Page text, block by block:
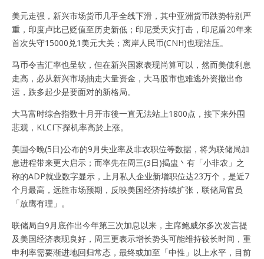
美元走强，新兴市场货币几乎全线下滑，其中亚洲货币跌势特别严
重，印度卢比已贬值至历史新低；印尼受天灾打击，印尼盾20年来
首次失守15000兑1美元大关；离岸人民币(CNH)也现沽压。
马币令吉汇率也呈软，但在新兴国家表现尚算可以，然而美债利息
走高，必从新兴市场抽走大量资金，大马股市也难逃外资撤出命
运，跌多起少是要面对的新格局。
大马富时综合指数十月开市後一直无法站上1800点，接下来外围
悲观，KLCI下探机率高於上涨。
美国今晚(5日)公布的9月失业率及非农职位等数据，将为联储局加
息进程带来更大启示；而率先在周三(3日)揭盅丶有「小非农」之
称的ADP就业数字显示，上月私人企业新增职位达23万个，是近7
个月最高，远胜市场预期，反映美国经济持续扩张，联储局官员
「放鹰有理」。
联储局自9月底作出今年第三次加息以来，主席鲍威尔多次发言提
及美国经济表现良好，周三更表示增长势头可能维持较长时间，重
申利率需要渐进地回归常态，最终或加至「中性」以上水平，目前